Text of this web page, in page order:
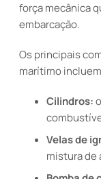
força mecânica
embarcação.
Os principais
marítimo
Cilindros:
Velas de
mistura de